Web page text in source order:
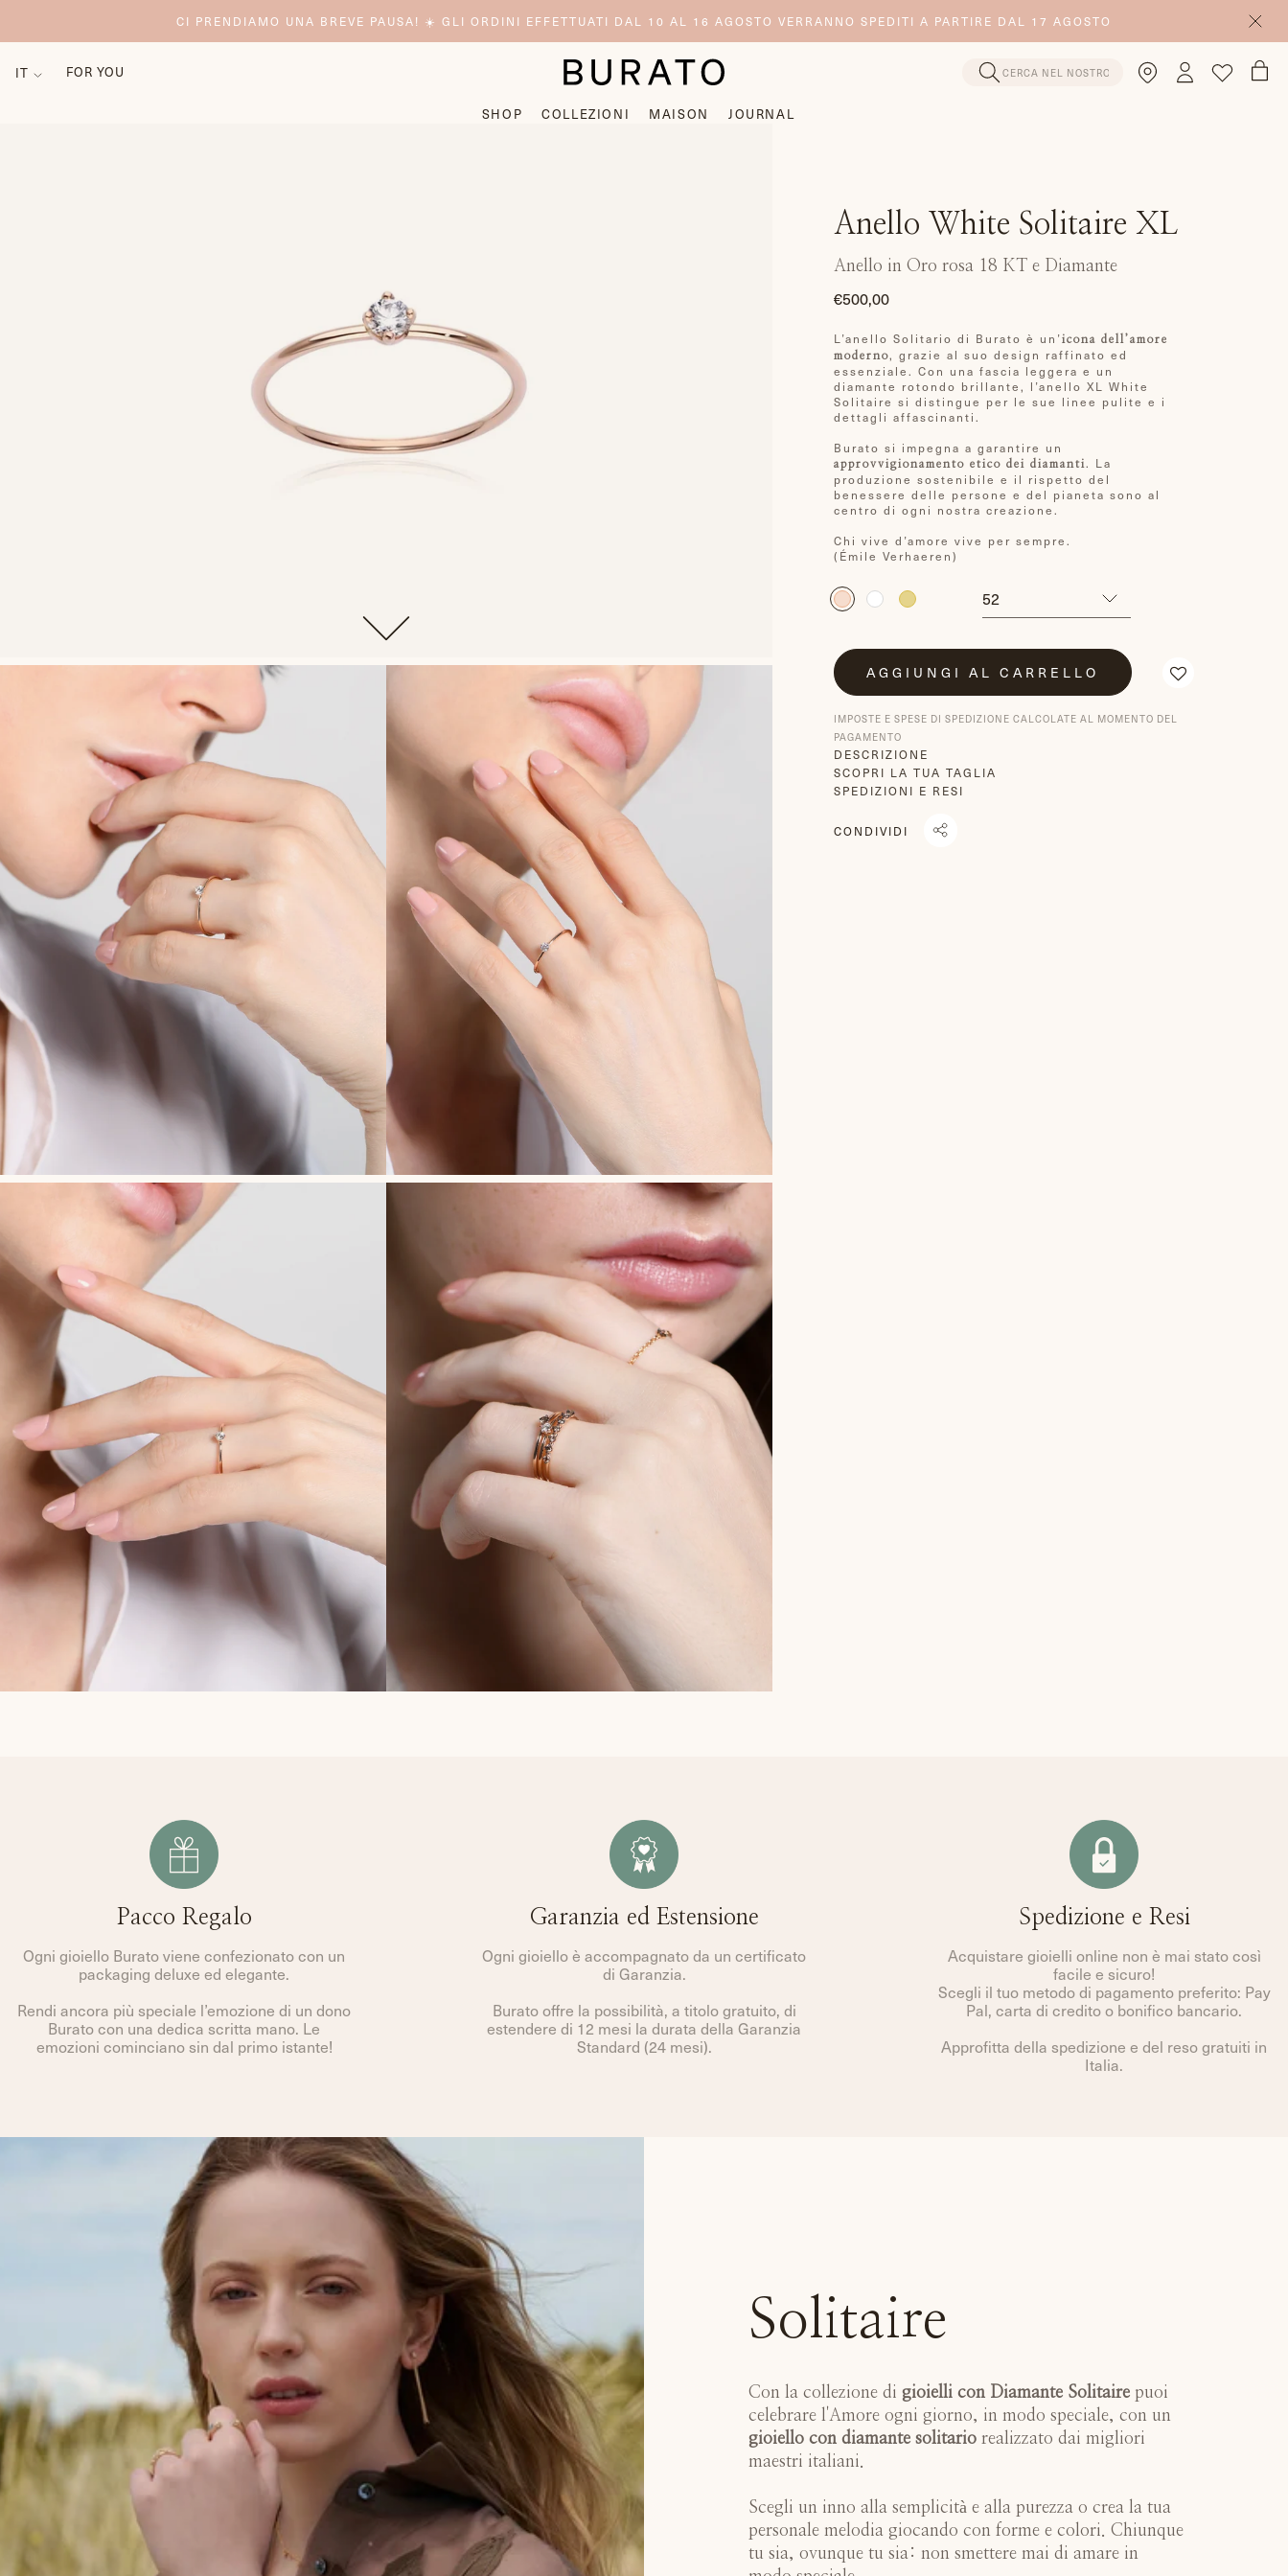
CI PRENDIAMO UNA BREVE PAUSA! ☀️ GLI ORDINI EFFETTUATI DAL 10 AL 16 AGOSTO VERRANNO SPEDITI A PARTIRE DAL 17 AGOSTO
IT FOR YOU
SHOP COLLEZIONI MAISON JOURNAL
Anello White Solitaire XL
Anello in Oro rosa 18 KT e Diamante
€500,00
Prezzo
di
listino
L’anello Solitario di Burato è un’icona dell’amore
moderno, grazie al suo design raffinato ed
essenziale. Con una fascia leggera e un
diamante rotondo brillante, l’anello XL White
Solitaire si distingue per le sue linee pulite e i
dettagli affascinanti.
Burato si impegna a garantire un
approvvigionamento etico dei diamanti. La
produzione sostenibile e il rispetto del
benessere delle persone e del pianeta sono al
centro di ogni nostra creazione.
Chi vive d’amore vive per sempre.
(Émile Verhaeren)
AGGIUNGI AL CARRELLO
IMPOSTE E SPESE DI SPEDIZIONE CALCOLATE AL MOMENTO DEL
PAGAMENTO
DESCRIZIONE
SCOPRI LA TUA TAGLIA
SPEDIZIONI E RESI
CONDIVIDI
Pacco Regalo
Ogni gioiello Burato viene confezionato con un
packaging deluxe ed elegante.
Rendi ancora più speciale l’emozione di un dono
Burato con una dedica scritta mano. Le
emozioni cominciano sin dal primo istante!
Garanzia ed Estensione
Ogni gioiello è accompagnato da un certificato
di Garanzia.
Burato offre la possibilità, a titolo gratuito, di
estendere di 12 mesi la durata della Garanzia
Standard (24 mesi).
Spedizione e Resi
Acquistare gioielli online non è mai stato così
facile e sicuro!
Scegli il tuo metodo di pagamento preferito: Pay
Pal, carta di credito o bonifico bancario.
Approfitta della spedizione e del reso gratuiti in
Italia.
Solitaire
Con la collezione di gioielli con Diamante Solitaire puoi
celebrare l'Amore ogni giorno, in modo speciale, con un
gioiello con diamante solitario realizzato dai migliori
maestri italiani.
Scegli un inno alla semplicità e alla purezza o crea la tua
personale melodia giocando con forme e colori. Chiunque
tu sia, ovunque tu sia: non smettere mai di amare in